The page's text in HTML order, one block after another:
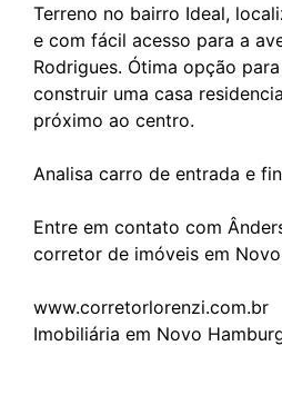
Terreno no bairro Ideal,
e com fácil acesso para a
Rodrigues. Ótima opção
construir uma casa
próximo ao centro.
Analisa carro de entrada e
Entre em contato com
corretor de imóveis em
www.corretorlorenzi.com.br